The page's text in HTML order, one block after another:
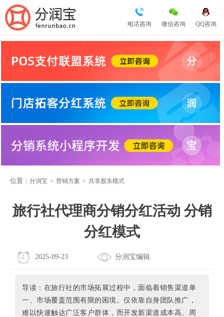
QQ咨询
微信咨询
电话咨询
位置： 分润宝 > 营销方案 > 共享股东模式
旅行社代理商分销分红活动 分销
分红模式
2025-09-23 分润宝编辑
导读：在旅行社的市场拓展过程中，面临着销售渠道单
一、市场覆盖范围有限的困境。仅依靠自身团队推广，
难以快速触达广泛客户群体，而开发新渠道成本高、周